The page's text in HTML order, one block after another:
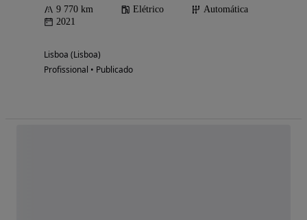
9 770 km Elétrico
Automática
2021
Lisboa (Lisboa)
Profissional • Publicado